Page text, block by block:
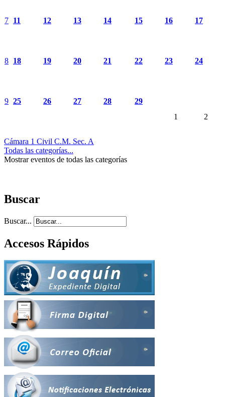
7 11 12 13 14 15 16 17
8 18 19 20 21 22 23 24
9 25 26 27 28
29
1
2
Cámara 1 Civil C.M. Sec. A
Todas las categorías...
Mostrar eventos de todas las categorías
Buscar
Buscar...
Accesos Rápidos